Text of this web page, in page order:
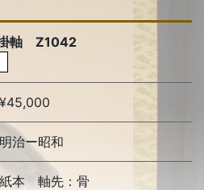
掛軸 Z1042
¥45,000
明治ー昭和
紙本 軸先：骨